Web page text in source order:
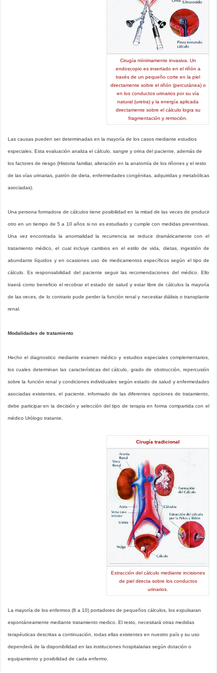
Cirugía mínimamente invasiva. Un
endoscopio es insertado en el riñón a
través de un pequeño corte en la piel
directamente sobre el riñón (percutánea) o
en los conductos urinarios por su vía
natural (uretra) y la energía aplicada
directamente sobre el cálculo logra su
fragmentación y remoción.
Las causas pueden ser determinadas en la mayoría de los casos mediante estudios
especiales. Esta evaluación analiza el cálculo, sangre y orina del paciente, además de
los factores de riesgo (Historia familiar, alteración en la anatomía de los riñones y el resto
de las vías urinarias, patrón de dieta, enfermedades congénitas, adquiridas y metabólicas
asociadas).
Una persona formadora de cálculos tiene posibilidad en la mitad de las veces de producir
otro en un tiempo de 5 a 10 años si no es estudiado y cumple con medidas preventivas.
Una vez encontrada la anormalidad la recurrencia se reduce dramáticamente con el
tratamiento médico, el cual incluye cambios en el estilo de vida, dietas, ingestión de
abundante líquidos y en ocasiones uso de medicamentos específicos según el tipo de
cálculo. Es responsabilidad del paciente seguir las recomendaciones del médico. Ello
traerá como beneficio el recobrar el estado de salud y estar libre de cálculos la mayoría
de las veces, de lo contrario pude perder la función renal y necesitar diálisis o transplante
renal.
Modalidades de tratamiento
Hecho el diagnostico mediante examen médico y estudios especiales complementarios,
los cuales determinan las características del cálculo, grado de obstrucción, repercusión
sobre la función renal y condiciones individuales según estado de salud y enfermedades
asociadas existentes, el paciente, informado de las diferentes opciones de tratamiento,
debe participar en la decisión y selección del tipo de terapia en forma compartida con el
médico Urólogo tratante.
Cirugía tradicional
Extracción del cálculo mediante incisiones
de piel directa sobre los conductos
urinarios.
La mayoría de los enfermos (8 a 10) portadores de pequeños cálculos, los expulsaran
espontáneamente mediante tratamiento medico. El resto, necesitará otras medidas
terapéuticas descritas a continuación, todas ellas existentes en nuestro país y su uso
dependerá de la disponibilidad en las instituciones hospitalarias según dotación o
equipamiento y posibilidad de cada enfermo.